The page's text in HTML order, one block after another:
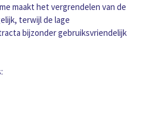
maakt het vergrendelen van de
terwijl de lage
bijzonder gebruiksvriendelijk